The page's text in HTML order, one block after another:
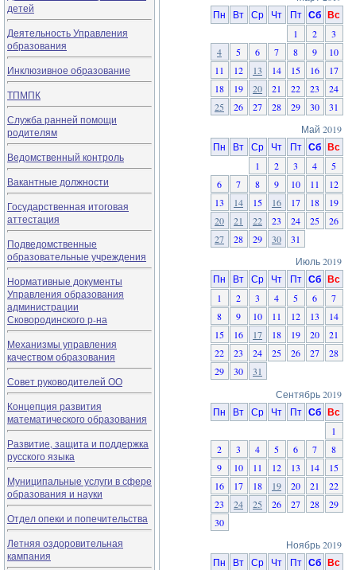
детей
Деятельность Управления
образования
Инклюзивное образование
ТПМПК
Служба ранней помощи
родителям
Ведомственный контроль
Вакантные должности
Государственная итоговая
аттестация
Подведомственные
образовательные учреждения
Нормативные документы
Управления образования
администрации
Сковородинского р-на
Механизмы управления
качеством образования
Совет руководителей ОО
Концепция развития
математического образования
Развитие, защита и поддержка
русского языка
Муниципальные услуги в сфере
образования и науки
Отдел опеки и попечительства
Летняя оздоровительная
кампания
Пн
Вт Ср Чт Пт Сб Вс
1 2
3
4
5 6 7 8 9
10
11
12 13 14 15 16
17
18
19 20 21 22 23
24
25
26 27 28 29 30
31
Май 2019
Пн
Вт Ср Чт Пт Сб Вс
1 2 3 4
5
6
7 8 9 10 11
12
13
14 15 16 17 18
19
20
21 22 23 24 25
26
27
28 29 30
31
Июль 2019
Пн
Вт Ср Чт Пт Сб Вс
1 2 3 4 5 6
7
8
9 10 11 12 13
14
15
16 17 18 19 20
21
22
23 24 25 26 27
28
29
30
31
Сентябрь 2019
Пн
Вт Ср Чт Пт Сб Вс
1
2
3 4 5 6 7
8
9
10 11 12 13 14
15
16
17 18 19 20 21
22
23
24 25 26 27 28
29
30
Ноябрь 2019
Пн
Вт Ср Чт Пт Сб Вс